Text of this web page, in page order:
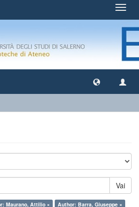
Vai
Maurano, Attilio ×
Author: Barra, Giuseppe ×